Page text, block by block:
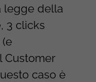
legge della
3 clicks
Customer
caso è